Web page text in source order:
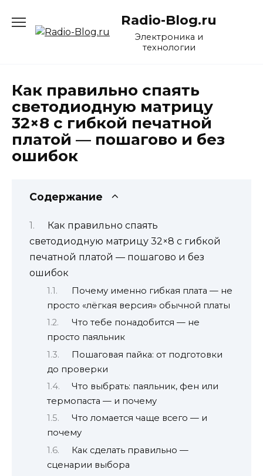
содержанию
Radio-Blog.ru
Электроника и
технологии
Как правильно спаять
светодиодную матрицу
32×8 с гибкой печатной
платой — пошагово и без
ошибок
Содержание
Как правильно спаять
светодиодную матрицу 32×8 с гибкой
печатной платой — пошагово и без
ошибок
Почему именно гибкая плата — не
просто «лёгкая версия» обычной платы
Что тебе понадобится — не
просто паяльник
Пошаговая пайка: от подготовки
до проверки
Что выбрать: паяльник, фен или
термопаста — и почему
Что ломается чаще всего — и
почему
Как сделать правильно —
сценарии выбора